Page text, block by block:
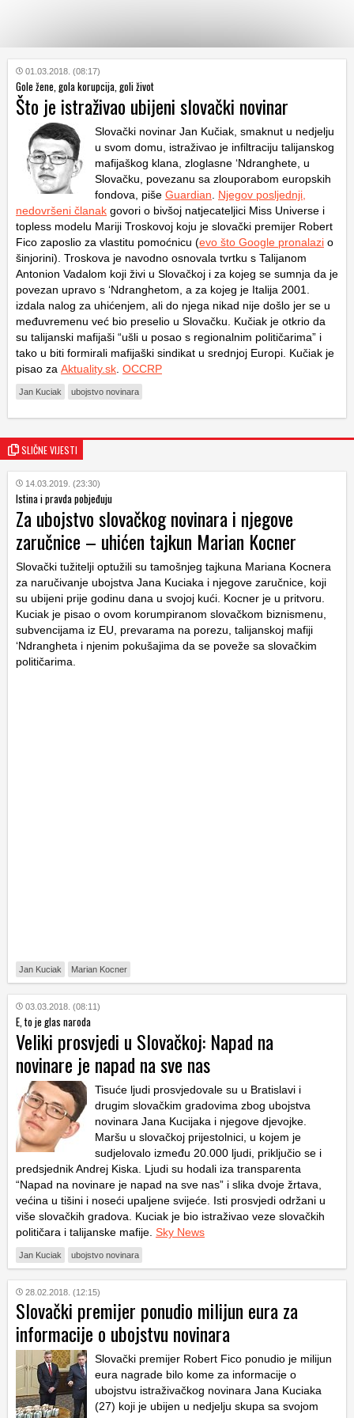
KATEGORIJE
HRVATSKI
WEB
01.03.2018. (08:17)
Gole žene, gola korupcija, goli život
Što je istraživao ubijeni slovački novinar
Slovački novinar Jan Kučiak, smaknut u nedjelju
u svom domu, istraživao je infiltraciju talijanskog
mafijaškog klana, zloglasne ‘Ndranghete, u
Slovačku, povezanu sa zlouporabom europskih
fondova, piše Guardian
Njegov posljednji,
nedovršeni članak govori o bivšoj natjecateljici Miss Universe i
topless modelu Mariji Troskovoj koju je slovački premijer Robert
Fico zaposlio za vlastitu pomoćnicu (evo što Google pronalazi o
šinjorini). Troskova je navodno osnovala tvrtku s Talijanom
Antonion Vadalom koji živi u Slovačkoj i za kojeg se sumnja da je
povezan upravo s ‘Ndranghetom, a za kojeg je Italija 2001.
izdala nalog za uhićenjem, ali do njega nikad nije došlo jer se u
međuvremenu već bio preselio u Slovačku. Kučiak je otkrio da
su talijanski mafijaši “ušli u posao s regionalnim političarima” i
tako u biti formirali mafijaški sindikat u srednjoj Europi. Kučiak je
pisao za Aktuality.sk OCCRP
Jan Kuciak ubojstvo novinara
SLIČNE VIJESTI
14.03.2019. (23:30)
Istina i pravda pobjeđuju
Za ubojstvo slovačkog novinara i njegove
zaručnice – uhićen tajkun Marian Kocner
Slovački tužitelji optužili su tamošnjeg tajkuna Mariana Kocnera
za naručivanje ubojstva Jana Kuciaka i njegove zaručnice, koji
su ubijeni prije godinu dana u svojoj kući. Kocner je u pritvoru.
Kuciak je pisao o ovom korumpiranom slovačkom biznismenu,
subvencijama iz EU, prevarama na porezu, talijanskoj mafiji
‘Ndrangheta i njenim pokušajima da se poveže sa slovačkim
političarima.
Jan Kuciak Marian Kocner
03.03.2018. (08:11)
E, to je glas naroda
Veliki prosvjedi u Slovačkoj: Napad na
novinare je napad na sve nas
Tisuće ljudi prosvjedovale su u Bratislavi i
drugim slovačkim gradovima zbog ubojstva
novinara Jana Kucijaka i njegove djevojke.
Maršu u slovačkoj prijestolnici, u kojem je
sudjelovalo između 20.000 ljudi, priključio se i
predsjednik Andrej Kiska. Ljudi su hodali iza transparenta
“Napad na novinare je napad na sve nas” i slika dvoje žrtava,
većina u tišini i noseći upaljene svijeće. Isti prosvjedi održani u
više slovačkih gradova. Kuciak je bio istraživao veze slovačkih
političara i talijanske mafije. Sky News
Jan Kuciak ubojstvo novinara
28.02.2018. (12:15)
Slovački premijer ponudio milijun eura za
informacije o ubojstvu novinara
Slovački premijer Robert Fico ponudio je milijun
eura nagrade bilo kome za informacije o
ubojstvu istraživačkog novinara Jana Kuciaka
(27) koji je ubijen u nedjelju skupa sa svojom